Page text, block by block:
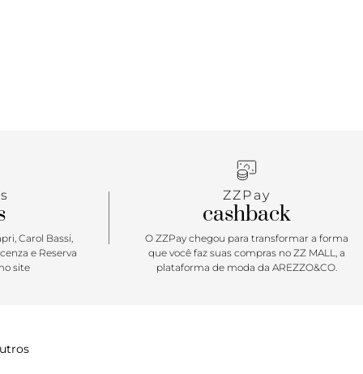
Carol Bassi,
e Reserva
site
ZZPay
cashback
O ZZPay chegou para transformar a forma
que você faz suas compras no ZZ MALL, a
plataforma de moda da AREZZO&CO.